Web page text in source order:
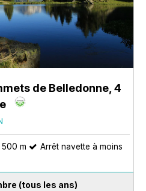
de Belledonne, 4
m
Arrêt navette à moins
(tous les ans)